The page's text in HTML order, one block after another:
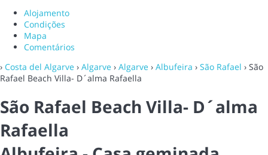
Alojamento
Condições
Mapa
Comentários
› Costa del Algarve › Algarve › Algarve › Albufeira › São Rafael › São
Rafael Beach Villa- D´alma Rafaella
São Rafael Beach Villa- D´alma
Rafaella